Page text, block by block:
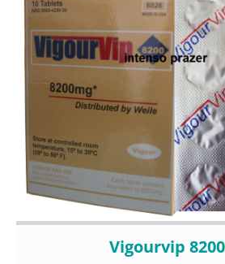
Vigourvip